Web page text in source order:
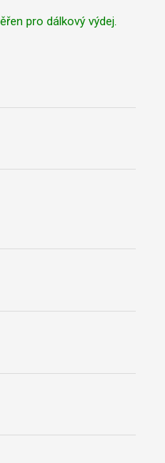
pro dálkový výdej.